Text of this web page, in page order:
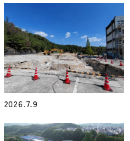
2026.7.9